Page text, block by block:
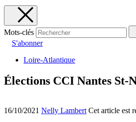
Mots-clés
S'abonner
Loire-Atlantique
Élections CCI Nantes St-
16/10/2021 Nelly Lambert Cet article est